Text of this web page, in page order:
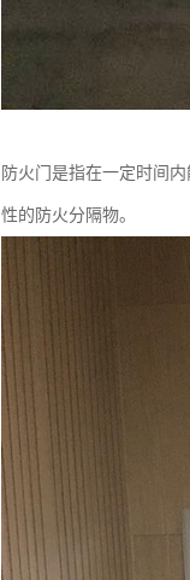
防火门是指在一定时间
性的防火分隔物。